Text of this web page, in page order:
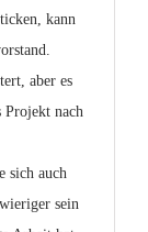
kann
aber es
Projekt nach
sich auch
sein